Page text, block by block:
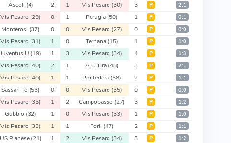
Ascoli (4) 2 1 Vis Pesaro (30) 3 Р 2:1
Vis Pesaro (29) 0 1 Perugia (50) 1 Р 0:1
Monterosi (37) 0 0 Vis Pesaro (27) 0 Р 0:0
Vis Pesaro (31) 1 0 Ternana (15) 1 Р 1:0
Juventus U (19) 1 3 Vis Pesaro (34) 4 Р 1:3
Vis Pesaro (40) 2 1 A.C. Bra (48) 3 Р 2:1
Vis Pesaro (40) 1 1 Pontedera (58) 2 Р 1:1
Sassari To (53) 0 0 Vis Pesaro (35) 0 Р 0:0
Vis Pesaro (35) 1 2 Campobasso (27) 3 Р 1:2
Gubbio (32) 1 0 Vis Pesaro (33) 1 Р 1:0
Vis Pesaro (33) 1 1 Forli (47) 2 Р 1:1
US Pianese (21) 1 2 Vis Pesaro (34) 3 Р 1:2